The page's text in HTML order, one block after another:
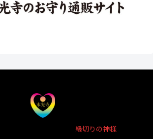
縁切りの神様